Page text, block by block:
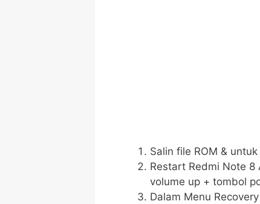
Salin file ROM &
Restart Redmi Note 8
volume up + tombol
Dalam Menu